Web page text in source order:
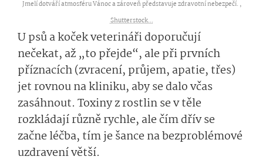
Jmelí dotváří atmosféru Vánoc a zároveň představuje zdravotní nebezpečí. ,
Shutterstock...
U psů a koček veterináři doporučují
nečekat, až „to přejde“, ale při prvních
příznacích (zvracení, průjem, apatie, třes)
jet rovnou na kliniku, aby se dalo včas
zasáhnout. Toxiny z rostlin se v těle
rozkládají různě rychle, ale čím dřív se
začne léčba, tím je šance na bezproblémové
uzdravení větší.